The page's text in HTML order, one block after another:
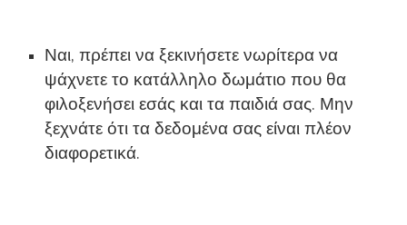
Ναι, πρέπει να ξεκινήσετε νωρίτερα να
ψάχνετε το κατάλληλο δωμάτιο που θα
φιλοξενήσει εσάς και τα παιδιά σας. Μην
ξεχνάτε ότι τα δεδομένα σας είναι πλέον
διαφορετικά.